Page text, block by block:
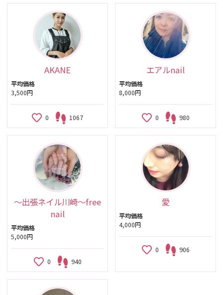
AKANE
平均価格
3,500円
0 1067
エアルnail
平均価格
8,000円
0 980
〜出張ネイル川崎〜free
nail
平均価格
5,000円
0 940
愛
平均価格
4,000円
0 906